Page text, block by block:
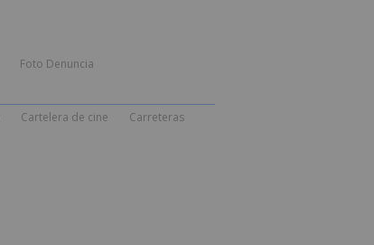
Foto Denuncia
Cartelera de cine Carreteras